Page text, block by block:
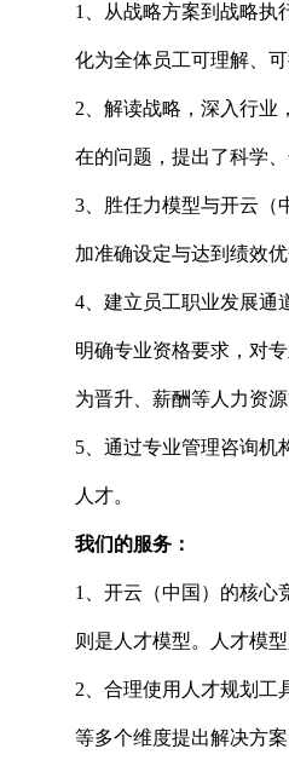
1、从战略方案到战略执
化为全体员工可理解、可
2、解读战略，深入行业
在的问题，提出了科学
3、胜任力模型与开云（
加准确设定与达到绩效
4、建立员工职业发展通
明确专业资格要求，对
为晋升、薪酬等人力资
5、通过专业管理咨询机
人才。
我们的服务：
1、开云（中国）的核心
则是人才模型。人才模
2、合理使用人才规划工
等多个维度提出解决方